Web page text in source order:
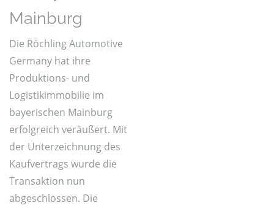
Mainburg
Die Röchling Automotive
Germany hat ihre
Produktions- und
Logistikimmobilie im
bayerischen Mainburg
erfolgreich veräußert. Mit
der Unterzeichnung des
Kaufvertrags wurde die
Transaktion nun
abgeschlossen. Die